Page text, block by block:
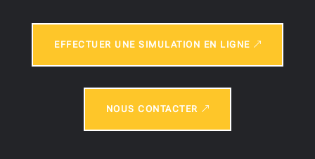
EFFECTUER UNE SIMULATION EN LIGNE
NOUS CONTACTER